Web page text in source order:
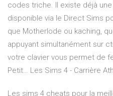
codes triche. Il existe déjà
disponible via le Direct Sims
que Motherlode ou kaching,
appuyant simultanément sur
votre clavier vous permet de
Petit… Les Sims 4 - Carrière
Les sims 4 cheats pour la